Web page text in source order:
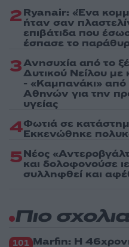
2Ryanair: «Ένα
ήταν σαν
επιβάτιδα που
έσπασε το
3Ανησυχία από το
Δυτικού Νείλου
- «Καμπανάκι» από
Αθηνών για την
υγείας
4Φωτιά σε
Εκκενώθηκε
5Νέος
και δολοφονούσε
συλληφθεί και
Πιο
101 Marfin: Η